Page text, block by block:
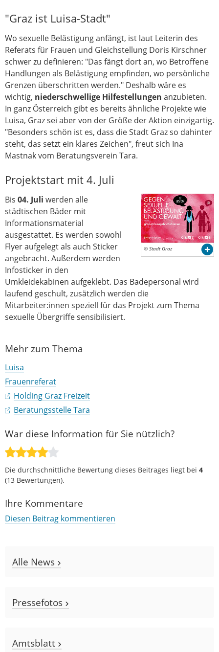
"Graz ist Luisa-Stadt"
Wo sexuelle Belästigung anfängt, ist laut Leiterin des
Referats für Frauen und Gleichstellung Doris Kirschner
schwer zu definieren: "Das fängt dort an, wo Betroffene
Handlungen als Belästigung empfinden, wo persönliche
Grenzen überschritten werden." Deshalb wäre es
wichtig, niederschwellige Hilfestellungen anzubieten.
In ganz Österreich gibt es bereits ähnliche Projekte wie
Luisa, Graz sei aber von der Größe der Aktion einzigartig.
"Besonders schön ist es, dass die Stadt Graz so dahinter
steht, das setzt ein klares Zeichen", freut sich Ina
Mastnak vom Beratungsverein Tara.
Projektstart mit 4. Juli
© Stadt Graz
Bis 04. Juli werden alle
städtischen Bäder mit
Informationsmaterial
ausgestattet. Es werden sowohl
Flyer aufgelegt als auch Sticker
angebracht. Außerdem werden
Infosticker in den
Umkleidekabinen aufgeklebt. Das Badepersonal wird
laufend geschult, zusätzlich werden die
Mitarbeiter:innen speziell für das Projekt zum Thema
sexuelle Übergriffe sensibilisiert.
Mehr zum Thema
Luisa
Frauenreferat
Holding Graz Freizeit
Beratungsstelle Tara
War diese Information für Sie nützlich?
Die durchschnittliche Bewertung dieses Beitrages liegt bei 4
(13 Bewertungen).
Ihre Kommentare
Diesen Beitrag kommentieren
Alle News
Pressefotos
Amtsblatt